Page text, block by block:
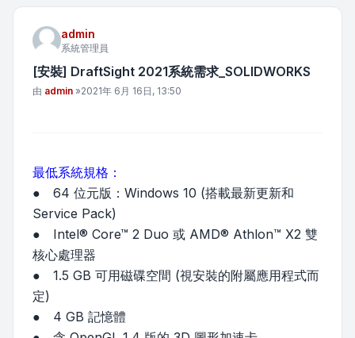
admin
系統管理員
[安裝] DraftSight 2021系統需求_SOLIDWORKS
文章
由 admin »2021年 6月 16日, 13:50
最低系統規格：
● 64 位元版：Windows 10 (搭載最新更新和
Service Pack)
● Intel® Core™ 2 Duo 或 AMD® Athlon™ X2 雙
核心處理器
● 1.5 GB 可用磁碟空間 (視安裝的附屬應用程式而
定)
● 4 GB 記憶體